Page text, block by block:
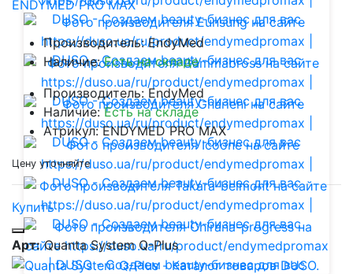
ENDYMED PRO MAX
Производитель: EndyMed
Наличие:Есть на складе
Производитель: EndyMed
Наличие:Есть на складе
Атрикул: ENDYMED PRO MAX
Цену уточняйте
Купить
Арт:Quanta System Q-Plus